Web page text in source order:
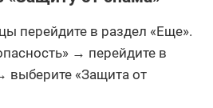
перейдите в раздел «Еще».
→ перейдите в
выберите «Защита от